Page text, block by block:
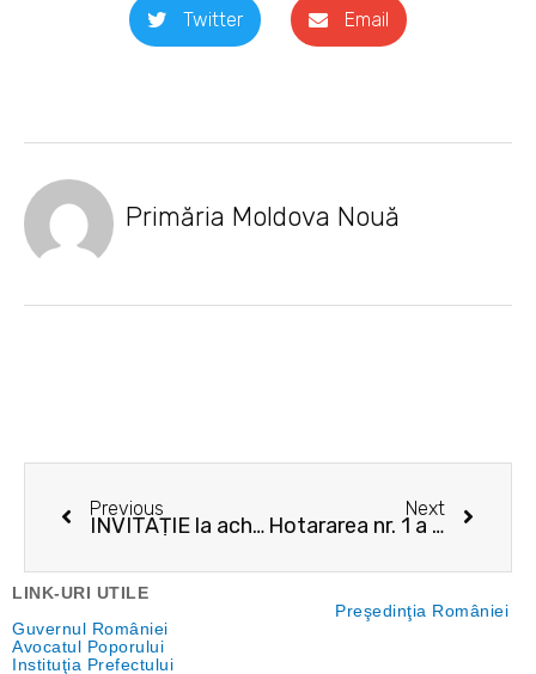
Twitter Email
Primăria Moldova Nouă
Prev
Previous
INVITAȚIE la achizitia directa privind atribuirea contractului de Servicii de Proiectare și asistență tehnică aferente proiectului ”Modernizarea, extinderea și creșterea eficienței energetice a rețelei de iluminat public din orașul Moldova Nouă”
Next
Hotararea nr. 1 a Biroului Electoral de Circumscriptie nr. 6 Moldova Noua
Next
LINK-URI UTILE
Preşedinţia României
Guvernul României
Avocatul Poporului
Instituţia Prefectului